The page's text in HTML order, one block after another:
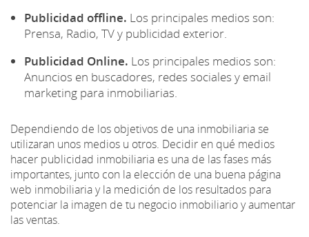
Publicidad offline. Los principales medios son:
Prensa, Radio, TV y publicidad exterior.
Publicidad Online. Los principales medios son:
Anuncios en buscadores, redes sociales y email
marketing para inmobiliarias.
Dependiendo de los objetivos de una inmobiliaria se
utilizaran unos medios u otros. Decidir en qué medios
hacer publicidad inmobiliaria es una de las fases más
importantes, junto con la elección de una buena página
web inmobiliaria y la medición de los resultados para
potenciar la imagen de tu negocio inmobiliario y aumentar
las ventas.